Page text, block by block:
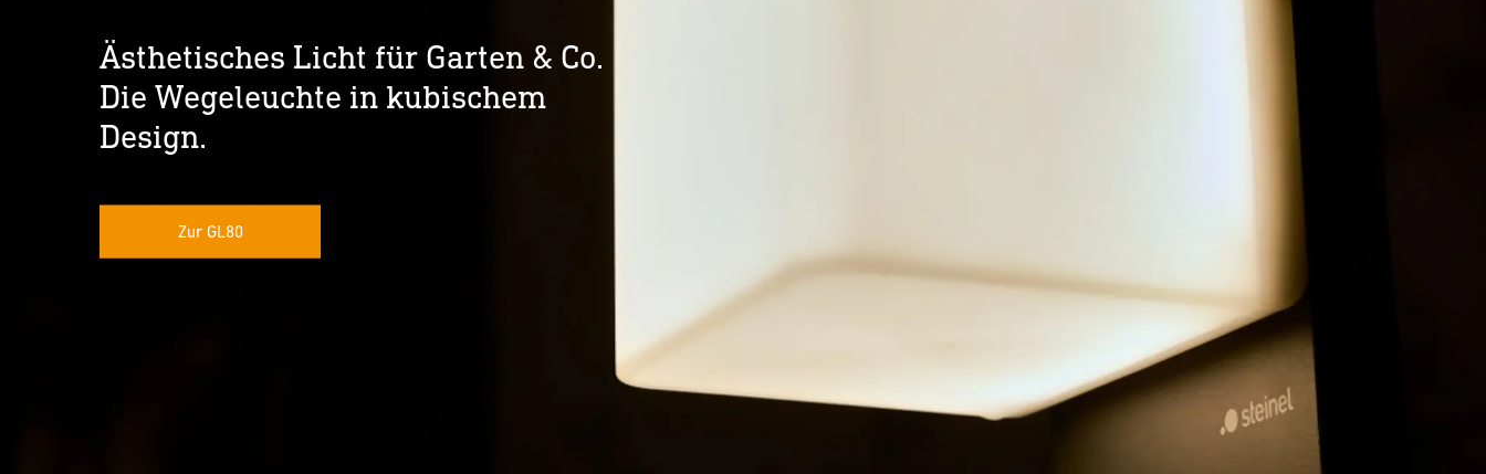
Ästhetisches Licht für Garten & Co.
Die Wegeleuchte in kubischem
Design.
Zur GL80